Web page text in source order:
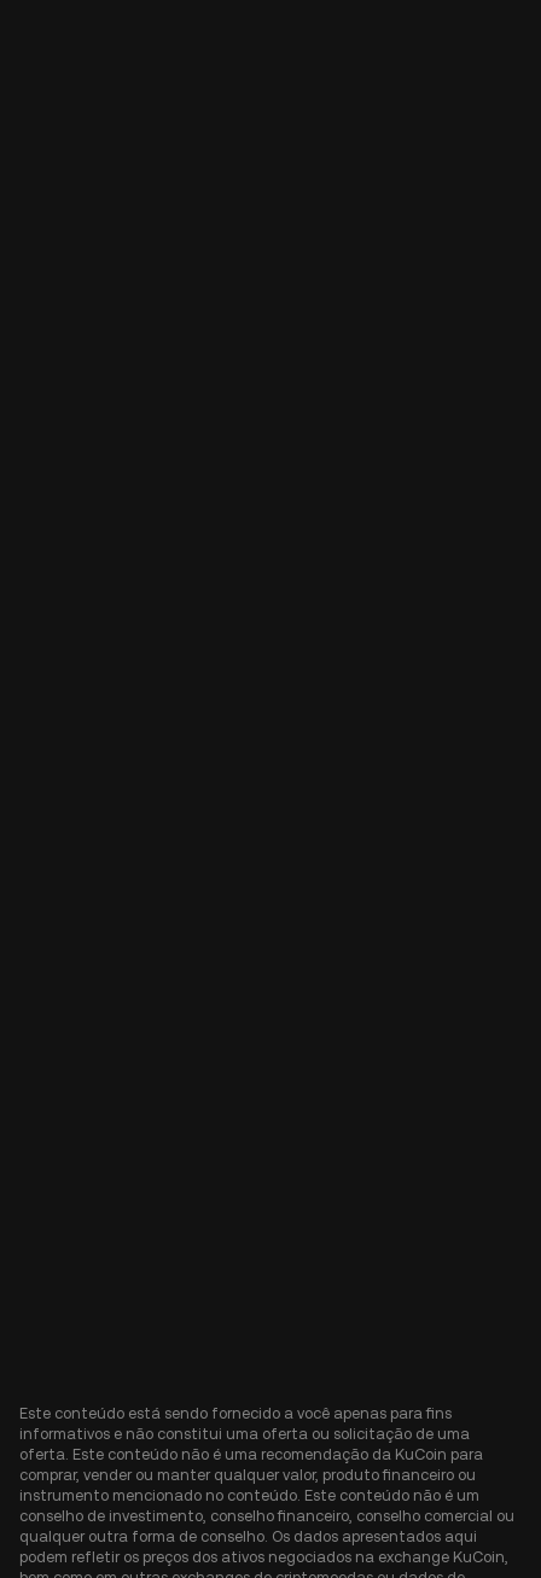
Este conteúdo está sendo fornecido a você apenas para fins
informativos e não constitui uma oferta ou solicitação de uma
oferta. Este conteúdo não é uma recomendação da KuCoin para
comprar, vender ou manter qualquer valor, produto financeiro ou
instrumento mencionado no conteúdo. Este conteúdo não é um
conselho de investimento, conselho financeiro, conselho comercial ou
qualquer outra forma de conselho. Os dados apresentados aqui
podem refletir os preços dos ativos negociados na exchange KuCoin,